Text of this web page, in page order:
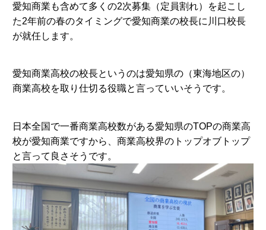
愛知商業も含めて多くの2次募集（定員割れ）を起こし
た2年前の春のタイミングで愛知商業の校長に川口校長
が就任します。
愛知商業高校の校長というのは愛知県の（東海地区の）
商業高校を取り仕切る役職と言っていいそうです。
日本全国で一番商業高校数がある愛知県のTOPの商業高
校が愛知商業ですから、商業高校界のトップオブトップ
と言って良さそうです。